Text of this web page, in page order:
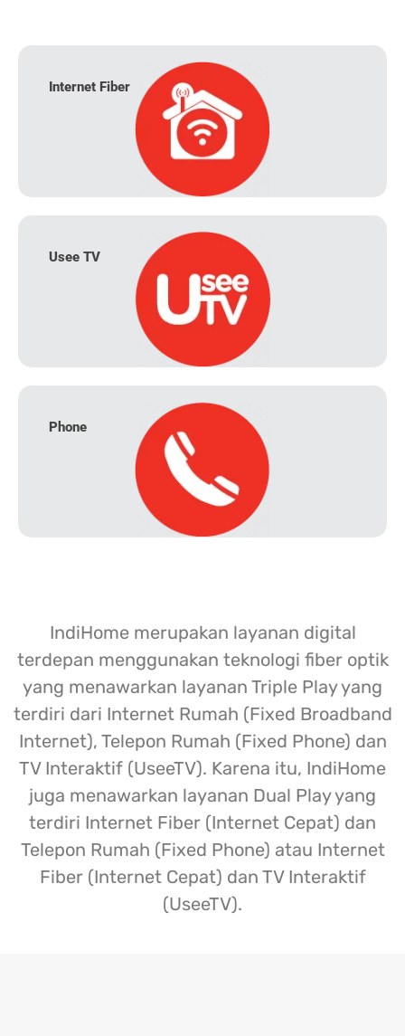
Internet Fiber
Usee TV
Phone
IndiHome merupakan layanan digital
terdepan menggunakan teknologi fiber optik
yang menawarkan layanan Triple Play yang
terdiri dari Internet Rumah (Fixed Broadband
Internet), Telepon Rumah (Fixed Phone) dan
TV Interaktif (UseeTV). Karena itu, IndiHome
juga menawarkan layanan Dual Play yang
terdiri Internet Fiber (Internet Cepat) dan
Telepon Rumah (Fixed Phone) atau Internet
Fiber (Internet Cepat) dan TV Interaktif
(UseeTV).